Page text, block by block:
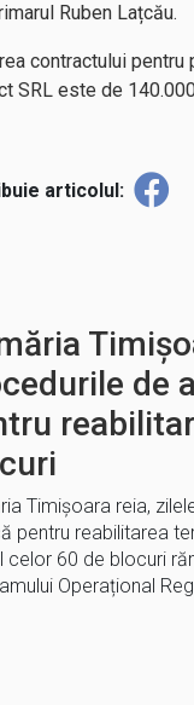
Ruben Lațcău.
contractului
SRL este de
articolul:
de
Timișoara reia,
pentru reabilitarea
celor 60 de blocuri
Operațional